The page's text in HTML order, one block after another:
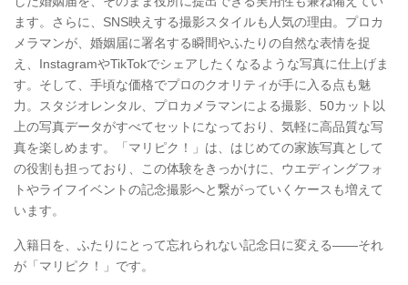
ます。さらに、SNS映えする撮影スタイルも人気の理由。プロカ
メラマンが、婚姻届に署名する瞬間やふたりの自然な表情を捉
え、InstagramやTikTokでシェアしたくなるような写真に仕上げま
す。そして、手頃な価格でプロのクオリティが手に入る点も魅
力。スタジオレンタル、プロカメラマンによる撮影、50カット以
上の写真データがすべてセットになっており、気軽に高品質な写
真を楽しめます。「マリピク！」は、はじめての家族写真として
の役割も担っており、この体験をきっかけに、ウエディングフォ
トやライフイベントの記念撮影へと繋がっていくケースも増えて
います。
入籍日を、ふたりにとって忘れられない記念日に変える――それ
が「マリピク！」です。